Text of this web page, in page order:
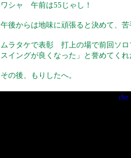
ワシャ 午前は55じゃし！
午後からは地味に頑張ると決めて、
ムラタケで表彰 打上の場で前回ソロ
スイングが良くなった」と誉めてくれ
その後、もりしたへ。
the